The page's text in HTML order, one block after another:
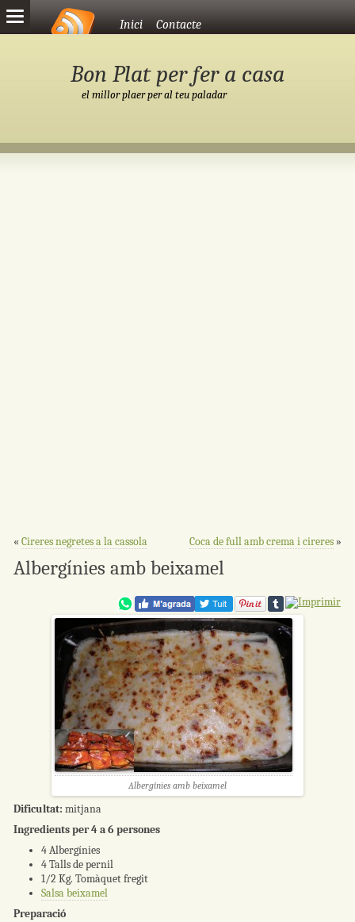
Vés al contingutInici Contacte
Bon Plat per fer a casa
el millor plaer per al teu paladar
« Cireres negretes a la cassola Coca de full amb crema i cireres»
Albergínies amb beixamel
Albergínies amb beixamel
Dificultat: mitjana
Ingredients per 4 a 6 persones
4 Albergínies
4 Talls de pernil
1/2 Kg. Tomàquet fregit
Salsa beixamel
Preparació